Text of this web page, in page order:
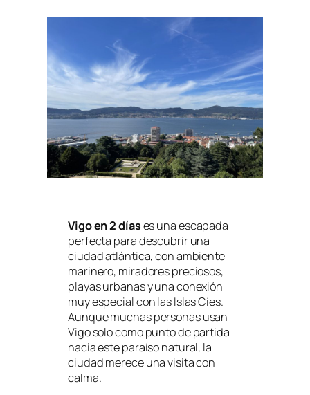
Vigo en 2 díases una escapada
perfecta para descubrir una
ciudad atlántica, con ambiente
marinero, miradores preciosos,
playas urbanas y una conexión
muy especial con las Islas Cíes.
Aunque muchas personas usan
Vigo solo como punto de partida
hacia este paraíso natural, la
ciudad merece una visita con
calma.